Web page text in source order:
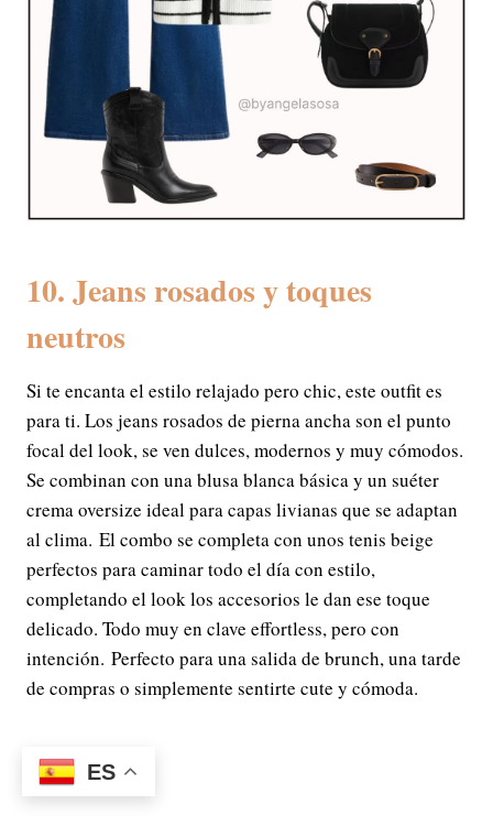
10. Jeans rosados y toques
neutros
Si te encanta el estilo relajado pero chic, este outfit es
para ti. Los jeans rosados de pierna ancha son el punto
focal del look, se ven dulces, modernos y muy cómodos.
Se combinan con una blusa blanca básica y un suéter
crema oversize ideal para capas livianas que se adaptan
al clima. El combo se completa con unos tenis beige
perfectos para caminar todo el día con estilo,
completando el look los accesorios le dan ese toque
delicado. Todo muy en clave effortless, pero con
intención. Perfecto para una salida de brunch, una tarde
de compras o simplemente sentirte cute y cómoda.
ES